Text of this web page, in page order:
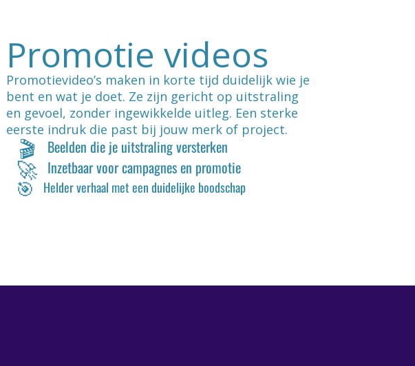
Promotie videos
Promotievideo’s maken in korte tijd duidelijk wie je
bent en wat je doet. Ze zijn gericht op uitstraling
en gevoel, zonder ingewikkelde uitleg. Een sterke
eerste indruk die past bij jouw merk of project.
🎬 Beelden die je uitstraling versterken
🚀 Inzetbaar voor campagnes en promotie
🎯 Helder verhaal met een duidelijke boodschap